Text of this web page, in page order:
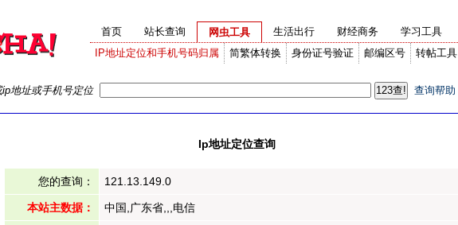
首页 站长查询
网虫工具
IP地址定位和手机号码归属
简繁体转换 身份证号验证 邮编区号 转帖工具
生活出行 财经商务 学习工具
地址或手机号定位 查询帮助
Ip地址定位查询
您的查询： 121.13.149.0
本站主数据： 中国,广东省,,,电信